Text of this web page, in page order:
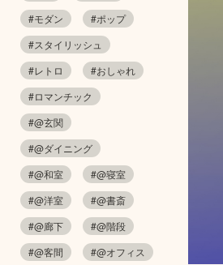
#モダン
#ポップ
#スタイリッシュ
#レトロ
#おしゃれ
#ロマンチック
#@玄関
#@ダイニング
#@和室
#@寝室
#@洋室
#@書斎
#@廊下
#@階段
#@客間
#@オフィス